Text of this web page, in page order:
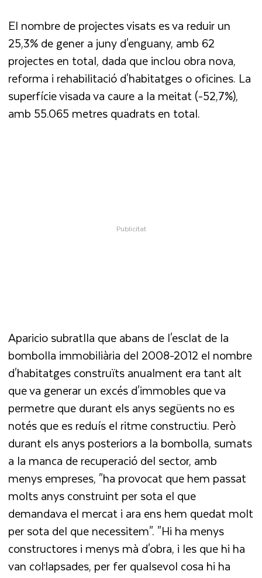
El nombre de projectes visats es va reduir un
25,3% de gener a juny d'enguany, amb 62
projectes en total, dada que inclou obra nova,
reforma i rehabilitació d'habitatges o oficines. La
superfície visada va caure a la meitat (-52,7%),
amb 55.065 metres quadrats en total.
Aparicio subratlla que abans de l'esclat de la
bombolla immobiliària del 2008-2012 el nombre
d'habitatges construïts anualment era tant alt
que va generar un excés d'immobles que va
permetre que durant els anys següents no es
notés que es reduís el ritme constructiu. Però
durant els anys posteriors a la bombolla, sumats
a la manca de recuperació del sector, amb
menys empreses, "ha provocat que hem passat
molts anys construint per sota el que
demandava el mercat i ara ens hem quedat molt
per sota del que necessitem". "Hi ha menys
constructores i menys mà d'obra, i les que hi ha
van col·lapsades, per fer qualsevol cosa hi ha